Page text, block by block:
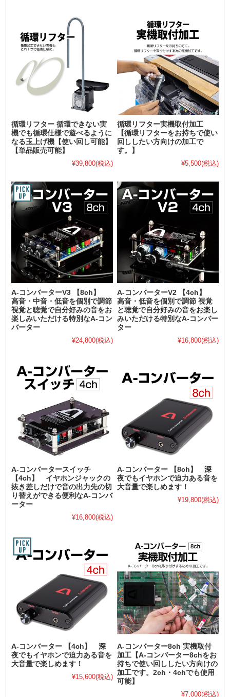
循環リフター 循環できない実
機でも循環仕様で遊べるように
なる玉上げ機【使い回し可能】
【単品販売可能】
¥39,800(税込)
循環リフター実機取付加工
【循環リフターをお持ちで使い
回ししたい方向けの加工で
す。】
¥5,500(税込)
A-コンバーターV3 【8ch】
高音・中音・低音を個別で調節
視覚と聴覚で自分好みの音をお
楽しみいただける特別なA-コン
バーター
¥24,800(税込)
A-コンバーターV2 【4ch】
高音・低音を個別で調節 視覚
と聴覚で自分好みの音をお楽し
みいただける特別なA-コンバー
ター
¥16,800(税込)
A-コンバータースイッチ
【4ch】 イヤホンジャックの
抜き差しだけで音の出力先の切
り替えができる便利なA-コンバ
ーター
¥16,800(税込)
A-コンバーター 【8ch】 深
夜でもイヤホンで迫力ある音を
大音量で楽しめます！
¥19,800(税込)
A-コンバーター 【4ch】 深
夜でもイヤホンで迫力ある音を
大音量で楽しめます！
¥15,600(税込)
A-コンバーター8ch 実機取付
加工【A-コンバーター8chをお
持ちで使い回ししたい方向けの
加工です。2ch・4chでも使用
可能】
¥7,000(税込)